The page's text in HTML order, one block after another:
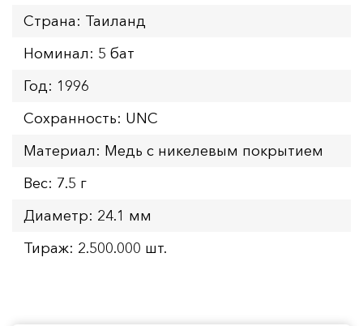
Страна: Таиланд
Номинал: 5 бат
Год: 1996
Сохранность: UNC
Материал: Медь с никелевым покрытием
Вес: 7.5 г
Диаметр: 24.1 мм
Тираж: 2.500.000 шт.